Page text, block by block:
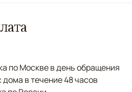
по Москве в день обращения
в течение 48 часов